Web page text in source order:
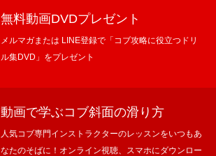
無料動画DVDプレゼント
メルマガまたは LINE登録で「コブ攻略に役立つドリ
ル集DVD」をプレゼント
動画で学ぶコブ斜面の滑り方
人気コブ専門インストラクターのレッスンをいつもあ
なたのそばに！オンライン視聴、スマホにダウンロー